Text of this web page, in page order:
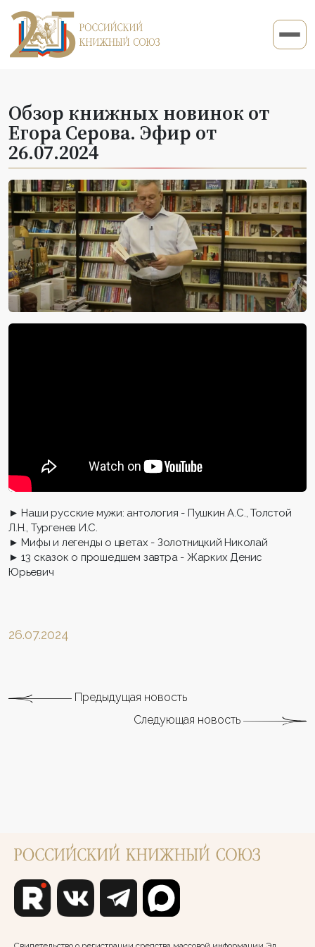
Обзор книжных новинок от
Егора Серова. Эфир от
26.07.2024
► Наши русские мужи: антология - Пушкин А.С., Толстой
Л.Н., Тургенев И.С.
► Мифы и легенды о цветах - Золотницкий Николай
► 13 сказок о прошедшем завтра - Жарких Денис
Юрьевич
26.07.2024
Предыдущая новость
Следующая новость